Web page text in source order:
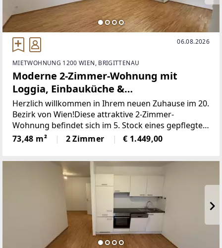
06.08.2026
MIETWOHNUNG 1200 WIEN, BRIGITTENAU
Moderne 2-Zimmer-Wohnung mit
Loggia, Einbauküche &
Fußbodenheizung im 5. Stock, Wien
1200!
Herzlich willkommen in Ihrem neuen Zuhause im 20.
Bezirk von Wien!Diese attraktive 2-Zimmer-
Wohnung befindet sich im 5. Stock eines gepflegten
Hauses in 1200 Wien und bietet auf großzügigen
73,48 m² ein behagliches Wohnambiente. Die
73,48 m² 2 Zimmer € 1.449,00